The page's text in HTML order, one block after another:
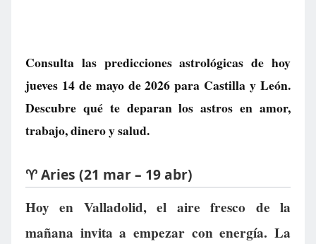
Consulta las predicciones astrológicas de hoy
jueves 14 de mayo de 2026 para Castilla y León.
Descubre qué te deparan los astros en amor,
trabajo, dinero y salud.
♈ Aries (21 mar – 19 abr)
Hoy en Valladolid, el aire fresco de la
mañana invita a empezar con energía. La